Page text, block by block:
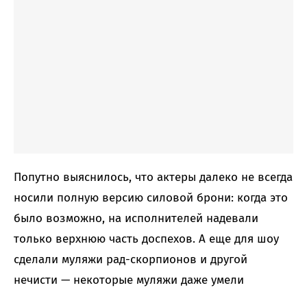
Попутно выяснилось, что актеры далеко не всегда
носили полную версию силовой брони: когда это
было возможно, на исполнителей надевали
только верхнюю часть доспехов. А еще для шоу
сделали муляжи рад-скорпионов и другой
нечисти — некоторые муляжи даже умели